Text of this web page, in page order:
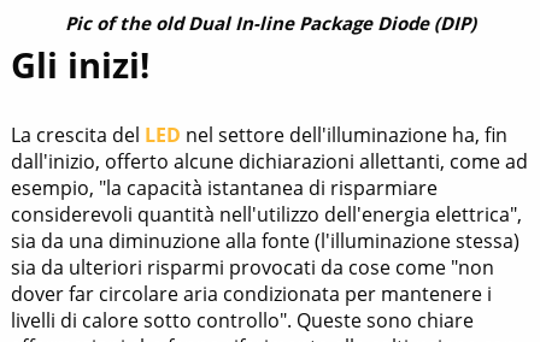
Pic of the old Dual In-line Package Diode (DIP)
Gli inizi!
La crescita del LED nel settore dell'illuminazione ha, fin
dall'inizio, offerto alcune dichiarazioni allettanti, come ad
esempio, "la capacità istantanea di risparmiare
considerevoli quantità nell'utilizzo dell'energia elettrica",
sia da una diminuzione alla fonte (l'illuminazione stessa)
sia da ulteriori risparmi provocati da cose come "non
dover far circolare aria condizionata per mantenere i
livelli di calore sotto controllo". Queste sono chiare